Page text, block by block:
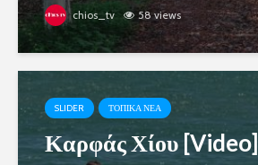
chios_tv 58 views
SLIDER ΤΟΠΙΚΑ ΝΕΑ
Καρφάς Χίου [Video]